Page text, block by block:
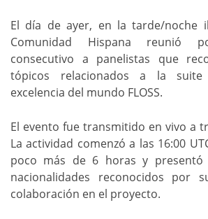
El día de ayer, en la tarde/noche
Comunidad Hispana reunió
consecutivo a panelistas que
tópicos relacionados a la
excelencia del mundo FLOSS.
El evento fue transmitido en vivo a
La actividad comenzó a las 16:00
poco más de 6 horas y presentó
nacionalidades reconocidos por
colaboración en el proyecto.